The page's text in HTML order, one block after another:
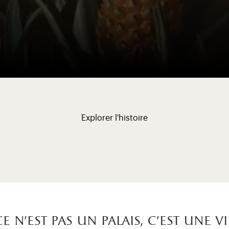
Explorer l'histoire
n’est pas un palais, c’est une